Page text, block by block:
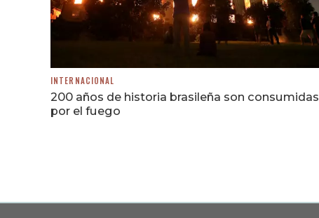
INTERNACIONAL
200 años de historia brasileña son consumidas
por el fuego